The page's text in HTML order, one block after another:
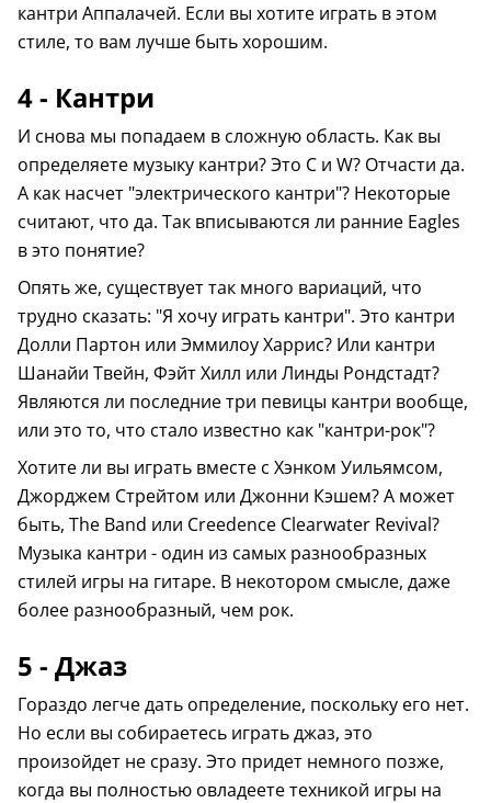
кантри Аппалачей. Если вы хотите играть в этом
стиле, то вам лучше быть хорошим.
4 - Кантри
И снова мы попадаем в сложную область. Как вы
определяете музыку кантри? Это C и W? Отчасти да.
А как насчет "электрического кантри"? Некоторые
считают, что да. Так вписываются ли ранние Eagles
в это понятие?
Опять же, существует так много вариаций, что
трудно сказать: "Я хочу играть кантри". Это кантри
Долли Партон или Эммилоу Харрис? Или кантри
Шанайи Твейн, Фэйт Хилл или Линды Рондстадт?
Являются ли последние три певицы кантри вообще,
или это то, что стало известно как "кантри-рок"?
Хотите ли вы играть вместе с Хэнком Уильямсом,
Джорджем Стрейтом или Джонни Кэшем? А может
быть, The Band или Creedence Clearwater Revival?
Музыка кантри - один из самых разнообразных
стилей игры на гитаре. В некотором смысле, даже
более разнообразный, чем рок.
5 - Джаз
Гораздо легче дать определение, поскольку его нет.
Но если вы собираетесь играть джаз, это
произойдет не сразу. Это придет немного позже,
когда вы полностью овладеете техникой игры на